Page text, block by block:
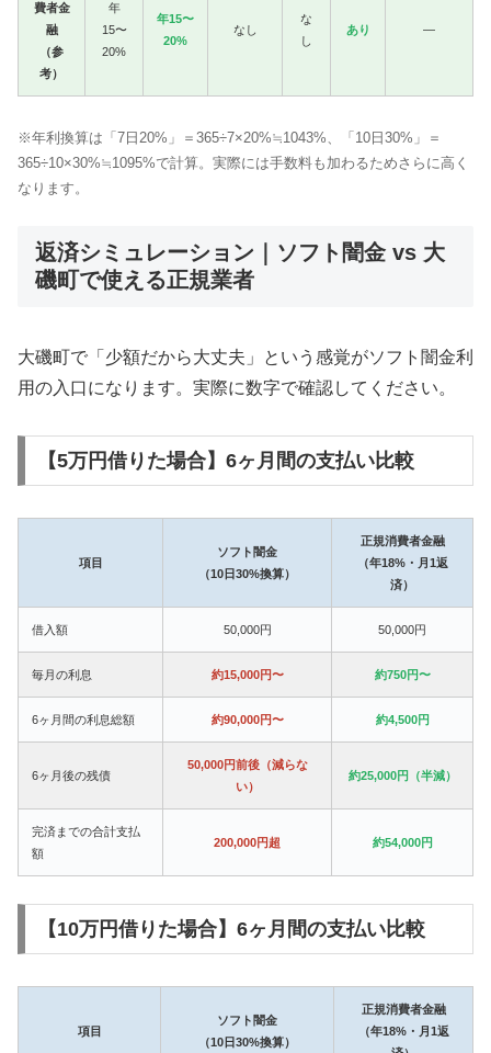
費者金
融
（参
考）
年
15〜
20%
年15〜
20%
なし
な
し
あり —
※年利換算は「7日20%」＝365÷7×20%≒1043%、「10日30%」＝
365÷10×30%≒1095%で計算。実際には手数料も加わるためさらに高く
なります。
返済シミュレーション｜ソフト闇金 vs 大
磯町で使える正規業者
大磯町で「少額だから大丈夫」という感覚がソフト闇金利
用の入口になります。実際に数字で確認してください。
【5万円借りた場合】6ヶ月間の支払い比較
項目
ソフト闇金
（10日30%換算）
正規消費者金融
（年18%・月1返
済）
借入額 50,000円 50,000円
毎月の利息 約15,000円〜 約750円〜
6ヶ月間の利息総額 約90,000円〜 約4,500円
6ヶ月後の残債
50,000円前後（減らな
い）
約25,000円（半減）
完済までの合計支払
額
200,000円超 約54,000円
【10万円借りた場合】6ヶ月間の支払い比較
項目
ソフト闇金
（10日30%換算）
正規消費者金融
（年18%・月1返